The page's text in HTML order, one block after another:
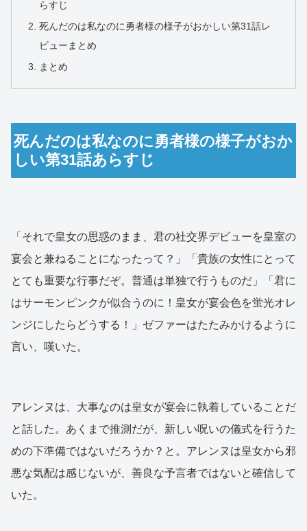
らすじ
死んだのは私なのに勇者様の様子がおかしい第31話レ
ビューまとめ
まとめ
死んだのは私なのに勇者様の様子がおか
しい第31話あらすじ
「それで皇女の思惑のまま、君の社交界デビューを皇室の
宴会と兼ねることになったって？」「貴族の女性にとって
とても重要な行事だぞ。普通は単独で行うものだ」「君に
はサーモンピンクが似合うのに！皇女が宴会色を蛍光オレ
ンジにしたらどうする！」ゼファーはたたみかけるように
言い、嘆いた。
アレンヌは、大事なのは皇女が宴会に執着していることだ
と話した。あくまで推測だが、新しい呪いの儀式を行うた
めの下準備ではないだろうか？と。アレンヌは皇女から邪
悪な気配は感じないが、善良な予言者ではないと確信して
いた。